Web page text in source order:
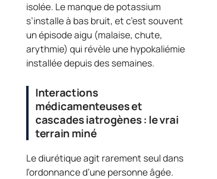
isolée. Le manque de potassium
s’installe à bas bruit, et c’est souvent
un épisode aigu (malaise, chute,
arythmie) qui révèle une hypokaliémie
installée depuis des semaines.
Interactions
médicamenteuses et
cascades iatrogènes : le vrai
terrain miné
Le diurétique agit rarement seul dans
l’ordonnance d’une personne âgée.